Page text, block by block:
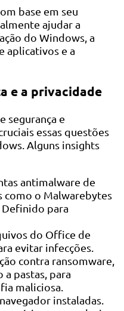
base em seu
ajudar a
do Windows, a
aplicativos e a
e a privacidade
segurança e
essas questões
Alguns insights
antimalware de
​​como o Malwarebytes
Definido para
do Office de
evitar infecções.
contra ransomware,
pastas, para
maliciosa.
instaladas.